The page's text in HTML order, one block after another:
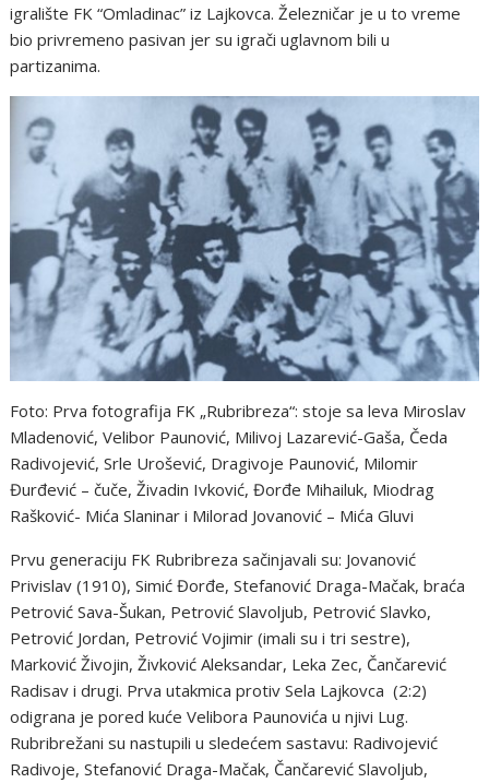
igralište FK “Omladinac” iz Lajkovca. Železničar je u to vreme
bio privremeno pasivan jer su igrači uglavnom bili u
partizanima.
Foto: Prva fotografija FK „Rubribreza“: stoje sa leva Miroslav
Mladenović, Velibor Paunović, Milivoj Lazarević-Gaša, Čeda
Radivojević, Srle Urošević, Dragivoje Paunović, Milomir
Đurđević – čuče, Živadin Ivković, Đorđe Mihailuk, Miodrag
Rašković- Mića Slaninar i Milorad Jovanović – Mića Gluvi
Prvu generaciju FK Rubribreza sačinjavali su: Jovanović
Privislav (1910), Simić Đorđe, Stefanović Draga-Mačak, braća
Petrović Sava-Šukan, Petrović Slavoljub, Petrović Slavko,
Petrović Jordan, Petrović Vojimir (imali su i tri sestre),
Marković Živojin, Živković Aleksandar, Leka Zec, Čančarević
Radisav i drugi. Prva utakmica protiv Sela Lajkovca (2:2)
odigrana je pored kuće Velibora Paunovića u njivi Lug.
Rubribrežani su nastupili u sledećem sastavu: Radivojević
Radivoje, Stefanović Draga-Mačak, Čančarević Slavoljub,